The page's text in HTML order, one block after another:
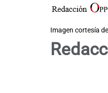
Imagen cortesía de